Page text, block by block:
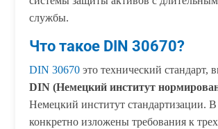
службы.
Что такое DIN 30670?
DIN 30670 это технический
DIN (Немецкий институт
Немецкий институт стандартизации.
конкретно изложены требования к